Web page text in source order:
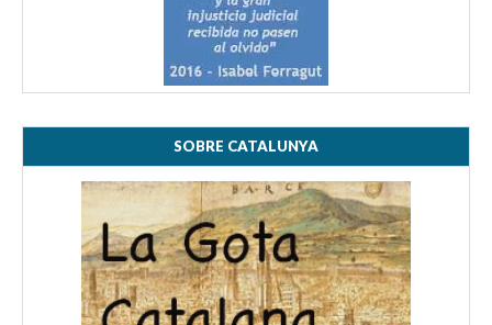
SOBRE CATALUNYA